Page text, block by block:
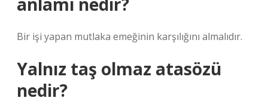
Bir işi yapan mutlaka emeğinin karşılığını almalıdır.
Yalnız taş olmaz atasözü
nedir?